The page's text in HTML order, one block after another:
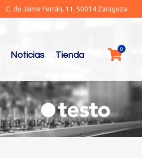
C. de Jaime Ferrán, 11, 50014 Zaragoza
Noticias Tienda